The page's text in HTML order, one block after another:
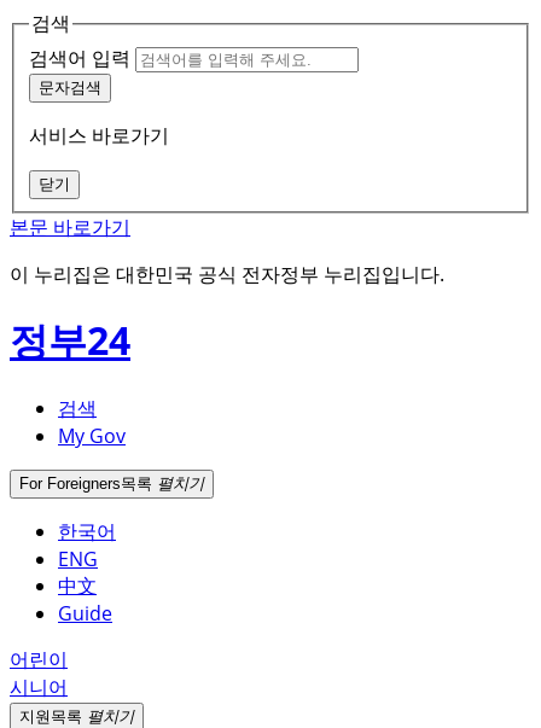
검색
검색어 입력
문자검색
서비스 바로가기
닫기
본문 바로가기
이 누리집은 대한민국 공식 전자정부 누리집입니다.
정부24
검색
My Gov
For Foreigners목록 펼치기
한국어
ENG
中文
Guide
어린이
시니어
지원 목록 펼치기